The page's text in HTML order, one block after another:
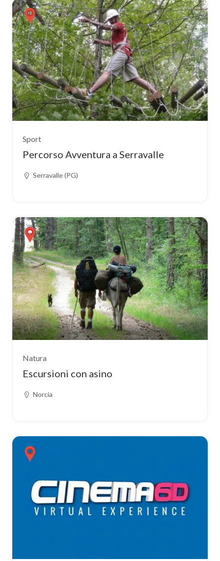
Sport
Percorso Avventura a Serravalle
Serravalle (PG)
Natura
Escursioni con asino
Norcia